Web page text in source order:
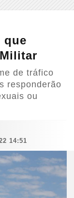
que
de tráfico
responderão
ou
14:51